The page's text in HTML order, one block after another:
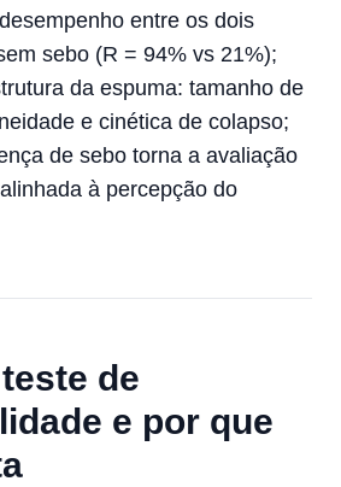
entre os dois
sebo (R = 94% vs 21%);
da espuma: tamanho de
e cinética de colapso;
de sebo torna a avaliação
à percepção do
de
e por que